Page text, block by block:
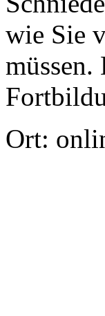
wie Sie
müssen.
Ort: